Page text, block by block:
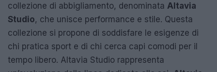
collezione di abbigliamento, denominata Altavia
Studio, che unisce performance e stile. Questa
collezione si propone di soddisfare le esigenze di
chi pratica sport e di chi cerca capi comodi per il
tempo libero. Altavia Studio rappresenta